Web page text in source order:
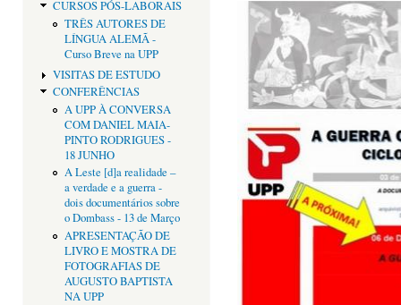
CURSOS PÓS-LABORAIS
TRÊS AUTORES DE
LÍNGUA ALEMÃ -
Curso Breve na UPP
VISITAS DE ESTUDO
CONFERÊNCIAS
A UPP À CONVERSA
COM DANIEL MAIA-
PINTO RODRIGUES -
18 JUNHO
A Leste [d]a realidade –
a verdade e a guerra -
dois documentários sobre
o Dombass - 13 de Março
APRESENTAÇÃO DE
LIVRO E MOSTRA DE
FOTOGRAFIAS DE
AUGUSTO BAPTISTA
NA UPP